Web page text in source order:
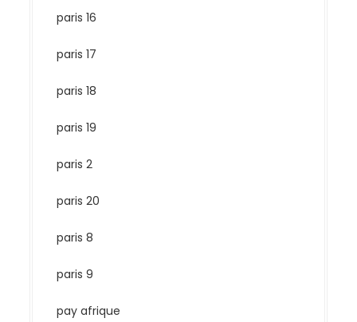
paris 16
paris 17
paris 18
paris 19
paris 2
paris 20
paris 8
paris 9
pay afrique